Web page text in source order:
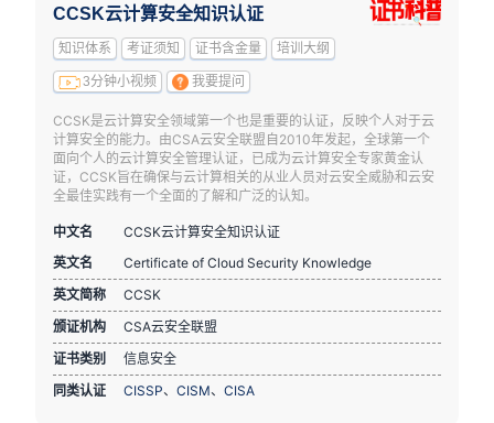
CCSK云计算安全知识认证
知识体系 考证须知 证书含金量 培训大纲
3分钟小视频 我要提问
CCSK是云计算安全领域第一个也是重要的认证，反映个人对于云
计算安全的能力。由CSA云安全联盟自2010年发起，全球第一个
面向个人的云计算安全管理认证，已成为云计算安全专家黄金认
证，CCSK旨在确保与云计算相关的从业人员对云安全威胁和云安
全最佳实践有一个全面的了解和广泛的认知。
中文名
CCSK云计算安全知识认证
英文名
Certificate of Cloud Security Knowledge
英文简称
CCSK
颁证机构
CSA云安全联盟
证书类别
信息安全
同类认证
CISSP、CISM、CISA